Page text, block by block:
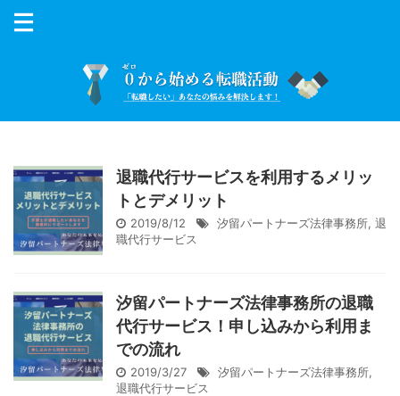
退職代行サービスを利用するメリッ
トとデメリット
2019/8/12 汐留パートナーズ法律事務所, 退
職代行サービス
汐留パートナーズ法律事務所の退職
代行サービス！申し込みから利用ま
での流れ
2019/3/27 汐留パートナーズ法律事務所,
退職代行サービス